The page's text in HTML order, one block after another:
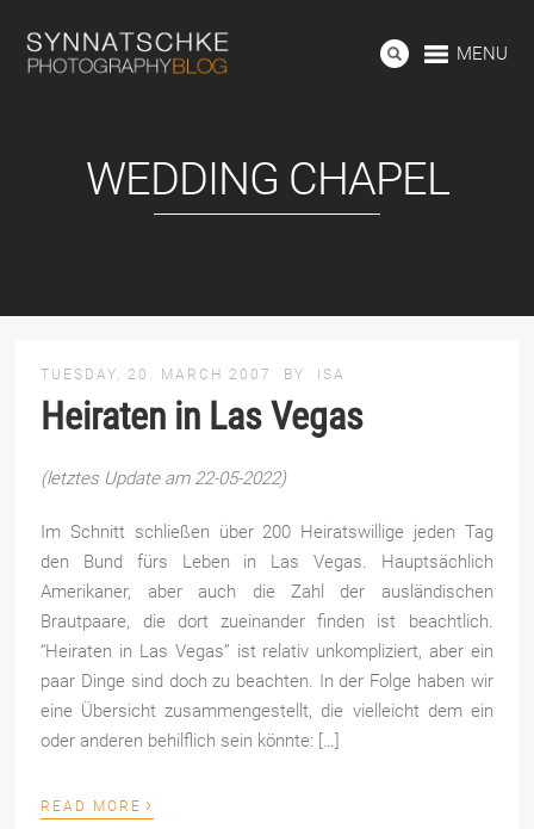
MENU
WEDDING CHAPEL
TUESDAY, 20. MARCH 2007 BY ISA
Heiraten in Las Vegas
(letztes Update am 22-05-2022)
Im Schnitt schließen über 200 Heiratswillige jeden Tag
den Bund fürs Leben in Las Vegas. Hauptsächlich
Amerikaner, aber auch die Zahl der ausländischen
Brautpaare, die dort zueinander finden ist beachtlich.
“Heiraten in Las Vegas” ist relativ unkompliziert, aber ein
paar Dinge sind doch zu beachten. In der Folge haben wir
eine Übersicht zusammengestellt, die vielleicht dem ein
oder anderen behilflich sein könnte: […]
READ MORE ›